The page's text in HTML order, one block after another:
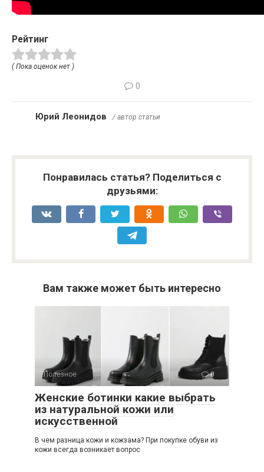
Рейтинг
( Пока оценок нет )
0
Юрий Леонидов / автор статьи
Понравилась статья? Поделиться с
друзьями:
Вам также может быть интересно
Полезное 0
Женские ботинки какие выбрать
из натуральной кожи или
искусственной
В чем разница кожи и кожзама? При покупке обуви из
кожи всегда возникает вопрос